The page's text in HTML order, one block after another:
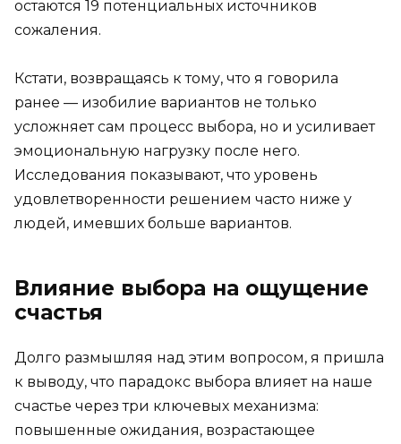
остаются 19 потенциальных источников
сожаления.
Кстати, возвращаясь к тому, что я говорила
ранее — изобилие вариантов не только
усложняет сам процесс выбора, но и усиливает
эмоциональную нагрузку после него.
Исследования показывают, что уровень
удовлетворенности решением часто ниже у
людей, имевших больше вариантов.
Влияние выбора на ощущение
счастья
Долго размышляя над этим вопросом, я пришла
к выводу, что парадокс выбора влияет на наше
счастье через три ключевых механизма:
повышенные ожидания, возрастающее